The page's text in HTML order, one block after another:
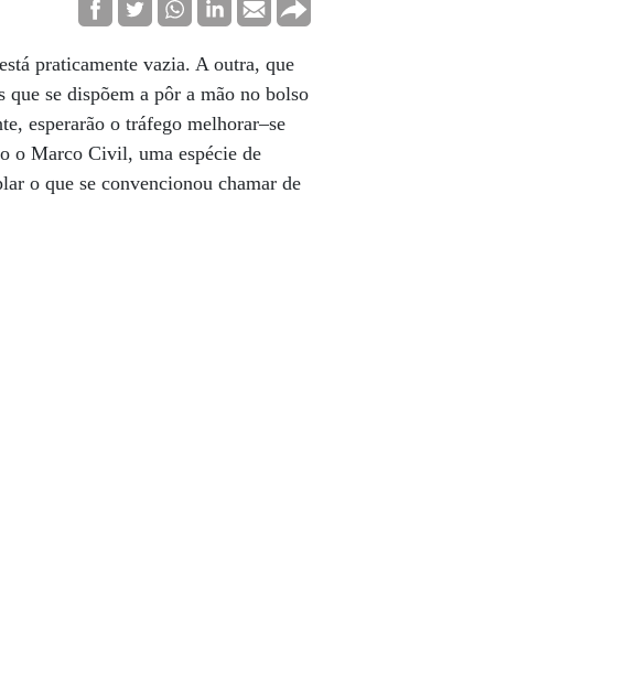
praticamente vazia. A outra, que
que se dispõem a pôr a mão no bolso
esperarão o tráfego melhorar–se
o Marco Civil, uma espécie de
o que se convencionou chamar de